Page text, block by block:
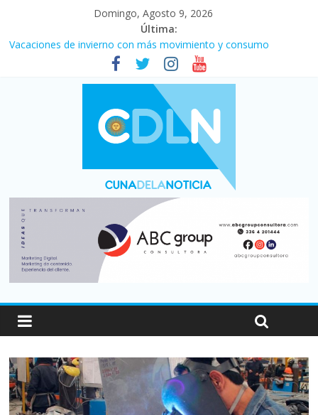
Domingo, Agosto 9, 2026
Última:
Vacaciones de invierno con más movimiento y consumo
turístico: 4,6 millones de personas viajaron por el país, un 5,9%
El agro argentino logró un récord histórico de exportaciones en
el primer semestre de 2026
Duelo internacional: Falleció Jorge Messi, el papá de Leo
La morosidad alcanzó su nivel más alto en dos décadas y ya
Desde que asumió Milei cerraron 41.000 kioscos: el sector
denuncia crisis como en 2001